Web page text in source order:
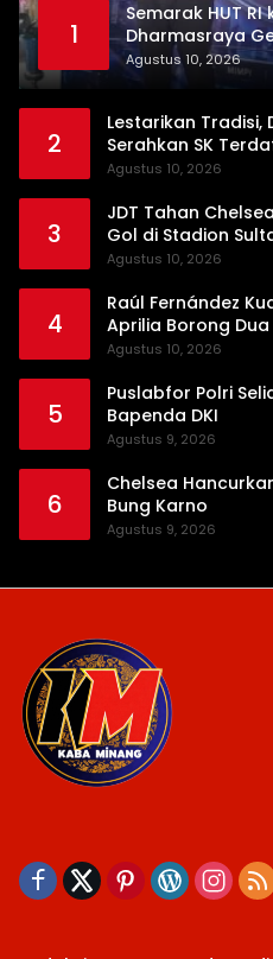
1
Semarak HUT RI
Dharmasraya
Agustus 10, 2026
2
Lestarikan
Serahkan SK
Tuo Langkah
Agustus 10, 2026
3
JDT Tahan
Gol di Stadion
Agustus 10, 2026
4
Raúl Fernández
Aprilia Borong
Agustus 10, 2026
5
Puslabfor Polri
Bapenda DKI
Agustus 9, 2026
6
Chelsea
Bung Karno
Agustus 9, 2026